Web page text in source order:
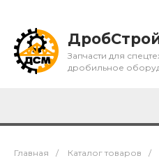
Запчасти для
дробильное
Главная / Каталог товаров /